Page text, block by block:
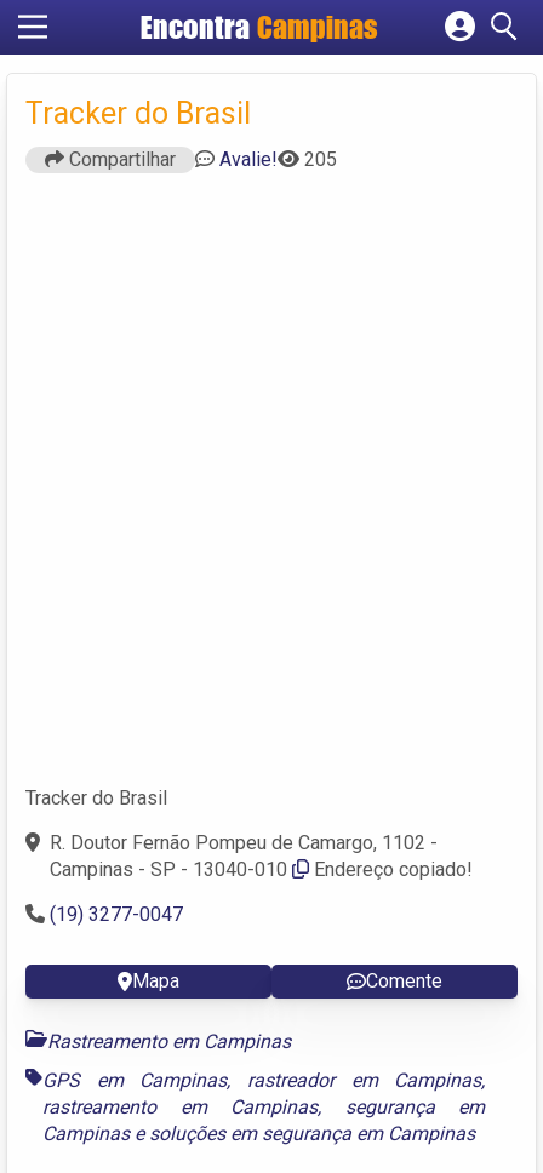
Encontra Campinas
Cadastrar empresa
Criar conta
Tracker do Brasil
Compartilhar Avalie! 205
Tracker do Brasil
R. Doutor Fernão Pompeu de Camargo, 1102 -
Campinas - SP - 13040-010
Endereço copiado!
(19) 3277-0047
Mapa Comente
Rastreamento em Campinas
GPS em Campinas, rastreador em Campinas,
rastreamento em Campinas, segurança em
Campinasesoluções em segurança em Campinas